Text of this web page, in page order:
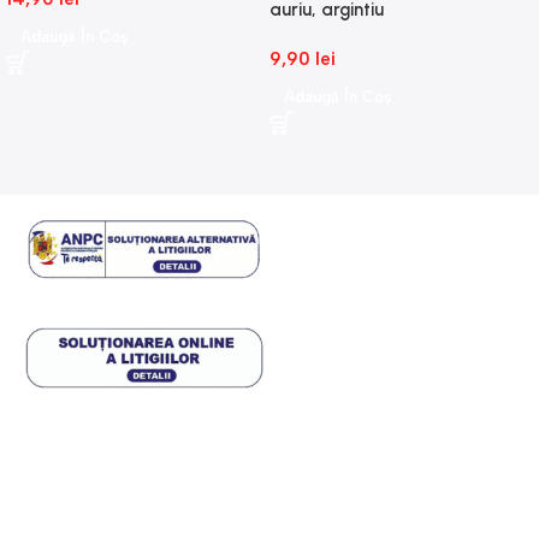
auriu, argintiu
9,90 lei